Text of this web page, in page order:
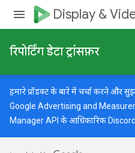
Display &
रिपोर्टिंग डेटा ट्रांसफ़र
हमारे प्रॉडक्ट के बारे में चर्चा करने और
Google Advertising and
Manager API के आधिकारिक